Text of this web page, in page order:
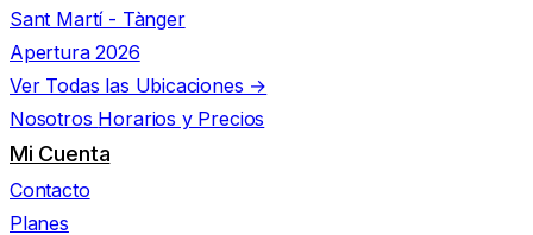
Sant Martí - Tànger
Apertura 2026
Ver Todas las Ubicaciones →
Nosotros Horarios y Precios
Mi Cuenta
Contacto
Planes